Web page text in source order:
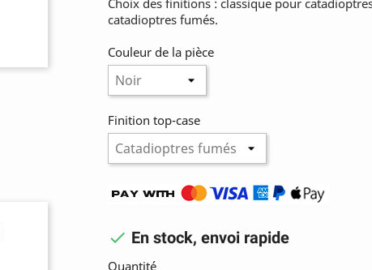
Choix des finitions : classique pour
catadioptres fumés.
Couleur de la pièce
Finition top-case
 En stock, envoi rapide
Quantité